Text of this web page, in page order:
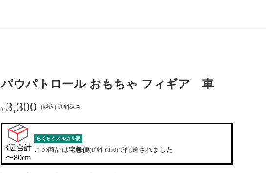
パウパトロール おもちゃ フィギア 車
¥ 3,300 (税込) 送料込み
3辺合計
〜80cm
らくらくメルカリ便
この商品は宅急便(送料 ¥850)で配送されました